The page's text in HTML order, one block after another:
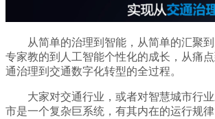
从简单的治理到智能，从简单的汇聚到
专家教的到人工智能个性化的成长，从痛
通治理到交通数字化转型的全过程。
大家对交通行业，或者对智慧城市行业
市是一个复杂巨系统，有其内在的运行规